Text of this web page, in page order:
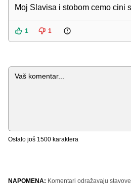
Moj Slavisa i stobom cemo cini
1 1
Komentar
Ostalo još 1500 karaktera
NAPOMENA: Komentari odražavaju